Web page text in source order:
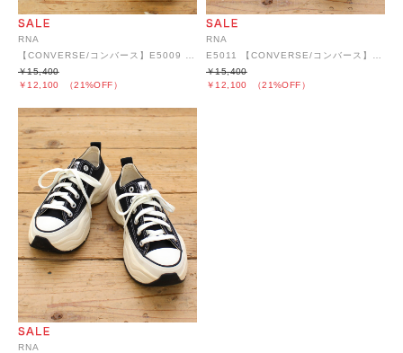
RNA
￥12,100 （21%OFF）
￥15,400
RNA
￥12,100 （21%OFF）
￥15,400
RNA